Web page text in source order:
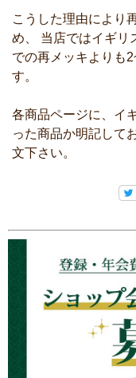
こうした理由により
め、 当店ではイギリ
での再メッキよりも
す。
各商品ページに、イ
った商品か明記して
文下さい。